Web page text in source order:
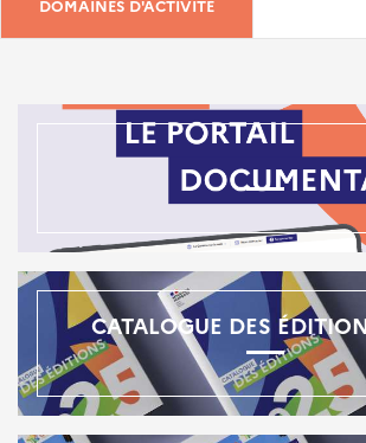
DOMAINES D'ACTIVITÉ
CATALOGUE DES